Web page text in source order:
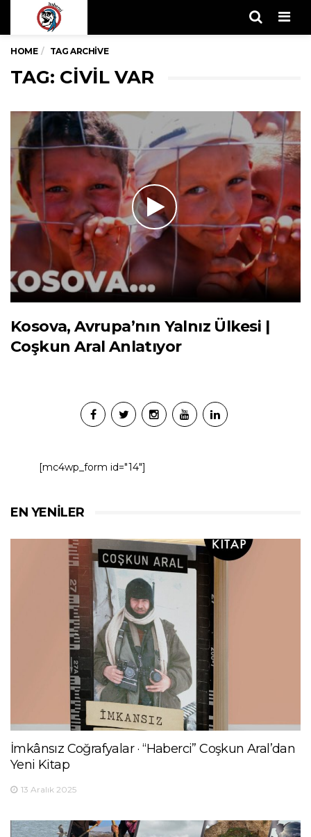
HOME TAG ARCHIVE
TAG: CIVIL VAR
Kosova, Avrupa’nın Yalnız Ülkesi |
Coşkun Aral Anlatıyor
[mc4wp_form id="14"]
EN YENILER
İmkânsız Coğrafyalar · “Haberci” Coşkun Aral’dan
Yeni Kitap
13 Aralık 2025